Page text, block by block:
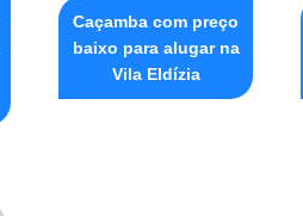
Caçamba com preço
baixo para alugar na
Vila Eldízia